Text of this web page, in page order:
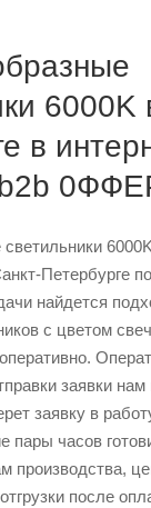
6000K
в
b2b
Петербурге
найдется
с цветом
заявки
заявку в
пары часов
производства,
после